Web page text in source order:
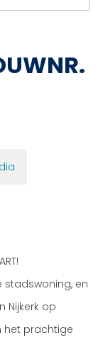
en
Nijkerk op
het prachtige